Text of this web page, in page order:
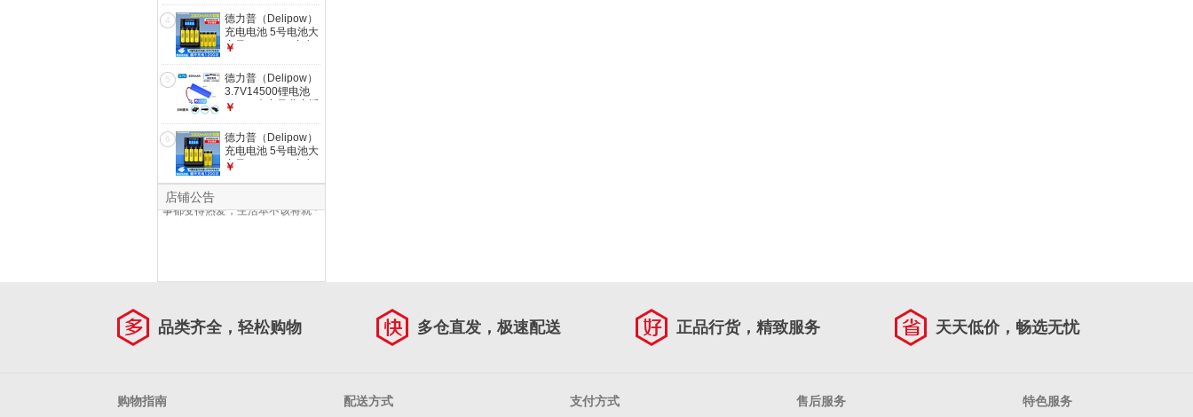
制充电电池组
3.7V18650锂电池
3000毫安-默认SM
接头
4
德力普（Delipow）
充电电池 5号电池大
容量3300mAh充电
池适用KTV话筒麦克
风相机儿童玩具遥控
器等 4槽液晶充电器
+8节5号3300mAh
￥
5
德力普（Delipow）
3.7V14500锂电池
18650大容量儿童遥
制充电电池组
3.7V14500锂电池
800毫安-默认SM接
头
￥
6
德力普（Delipow）
充电电池 5号电池大
容量3300mAh充电
器等 4槽液晶充电器
￥
店铺公告
新品彩虹款1充12电套装预热特价
购39.9元，颜值系数爆表，让生
活充满色彩，连使用电池这件小
事都变得热爱，生活本不该将就~
品类齐全，轻松购物 多仓直发，极速配送 正品行货，精致服务 天天低价，畅选无忧
购物指南 配送方式 支付方式 售后服务 特色服务